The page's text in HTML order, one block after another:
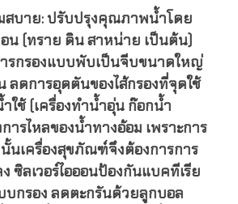
สบาย: ปรับปรุงคุณภาพน้ำโดย
น (ทราย ดิน สาหน่าย เป็นต้น)
รกรองแบบพับเป็นจีบขนาดใหญ่
ดการอุดตันของไส้กรองที่จุดใช้
ใช้ (เครื่องทำน้ำอุ่น ก๊อกน้ำ
ารไหลของน้ำทางอ้อม เพราะการ
นเครื่องสุขภัณฑ์จึงต้องการการ
ซิลเวอร์ไอออนป้องกันแบคทีเรีย
บกรอง ลดตะกรันด้วยลูกบอล